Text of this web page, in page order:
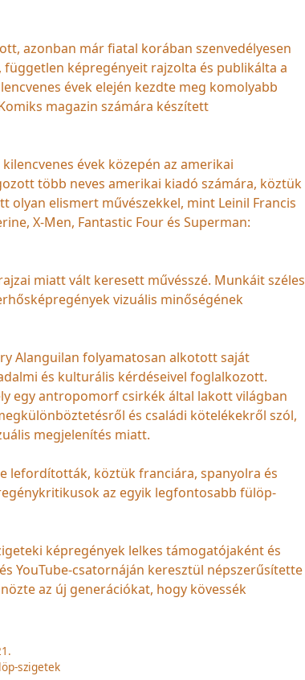
azonban már fiatal korában szenvedélyesen
képregényeit rajzolta és publikálta a
évek elején kezdte meg komolyabb
magazin számára készített
évek közepén az amerikai
több neves amerikai kiadó számára, köztük
olyan elismert művészekkel, mint Leinil Francis
X-Men, Fantastic Four és Superman:
miatt vált keresett művésszé. Munkáit széles
vizuális minőségének
Alanguilan folyamatosan alkotott saját
és kulturális kérdéseivel foglalkozott.
egy antropomorf csirkék által lakott világban
és családi kötelékekről szól,
megjelenítés miatt.
lefordították, köztük franciára, spanyolra és
az egyik legfontosabb fülöp-
képregények lelkes támogatójaként és
YouTube-csatornáján keresztül népszerűsítette
az új generációkat, hogy kövessék
szigetek